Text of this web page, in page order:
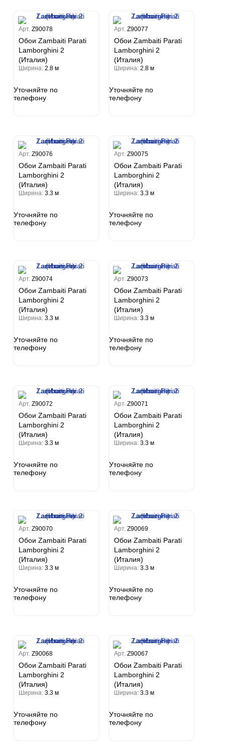
Арт.Z90078
Обои Zambaiti Parati
Lamborghini 2
(Италия)
Ширина:2.8 м
Уточняйте по
телефону
Арт. Z90077
Обои Zambaiti Parati
Lamborghini 2
(Италия)
Ширина: 2.8 м
Уточняйте по
телефону
Арт.Z90076
Обои Zambaiti Parati
Lamborghini 2
(Италия)
Ширина:3.3 м
Уточняйте по
телефону
Арт. Z90075
Обои Zambaiti Parati
Lamborghini 2
(Италия)
Ширина: 3.3 м
Уточняйте по
телефону
Арт.Z90074
Обои Zambaiti Parati
Lamborghini 2
(Италия)
Ширина:3.3 м
Уточняйте по
телефону
Арт. Z90073
Обои Zambaiti Parati
Lamborghini 2
(Италия)
Ширина: 3.3 м
Уточняйте по
телефону
Арт.Z90072
Обои Zambaiti Parati
Lamborghini 2
(Италия)
Ширина:3.3 м
Уточняйте по
телефону
Арт. Z90071
Обои Zambaiti Parati
Lamborghini 2
(Италия)
Ширина: 3.3 м
Уточняйте по
телефону
Арт.Z90070
Обои Zambaiti Parati
Lamborghini 2
(Италия)
Ширина:3.3 м
Уточняйте по
телефону
Арт. Z90069
Обои Zambaiti Parati
Lamborghini 2
(Италия)
Ширина: 3.3 м
Уточняйте по
телефону
Арт.Z90068
Обои Zambaiti Parati
Lamborghini 2
(Италия)
Ширина:3.3 м
Уточняйте по
телефону
Арт. Z90067
Обои Zambaiti Parati
Lamborghini 2
(Италия)
Ширина: 3.3 м
Уточняйте по
телефону